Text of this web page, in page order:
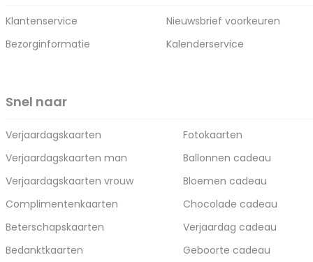
Klantenservice
Bezorginformatie
Nieuwsbrief voorkeuren
Kalenderservice
Snel naar
Verjaardagskaarten
Verjaardagskaarten man
Verjaardagskaarten vrouw
Complimentenkaarten
Beterschapskaarten
Bedanktkaarten
Fotokaarten
Ballonnen cadeau
Bloemen cadeau
Chocolade cadeau
Verjaardag cadeau
Geboorte cadeau